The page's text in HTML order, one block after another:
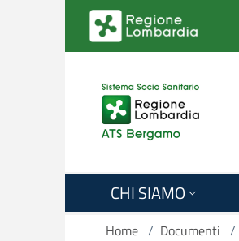
Salta al contenuto principale
CHI SIAMO
Home / Documenti /